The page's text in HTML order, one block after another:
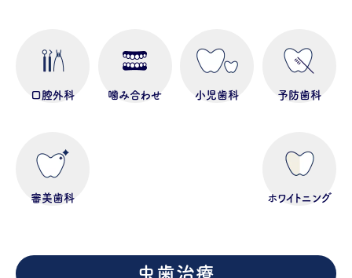
口腔外科 噛み合わせ 小児歯科 予防歯科
審美歯科 ホワイトニング
虫歯治療